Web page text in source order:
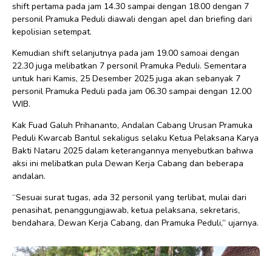
shift pertama pada jam 14.30 sampai dengan 18.00 dengan 7
personil Pramuka Peduli diawali dengan apel dan briefing dari
kepolisian setempat.
Kemudian shift selanjutnya pada jam 19.00 samoai dengan
22.30 juga melibatkan 7 personil Pramuka Peduli. Sementara
untuk hari Kamis, 25 Desember 2025 juga akan sebanyak 7
personil Pramuka Peduli pada jam 06.30 sampai dengan 12.00
WIB.
Kak Fuad Galuh Prihananto, Andalan Cabang Urusan Pramuka
Peduli Kwarcab Bantul sekaligus selaku Ketua Pelaksana Karya
Bakti Nataru 2025 dalam keterangannya menyebutkan bahwa
aksi ini melibatkan pula Dewan Kerja Cabang dan beberapa
andalan.
“Sesuai surat tugas, ada 32 personil yang terlibat, mulai dari
penasihat, penanggungjawab, ketua pelaksana, sekretaris,
bendahara, Dewan Kerja Cabang, dan Pramuka Peduli,” ujarnya.